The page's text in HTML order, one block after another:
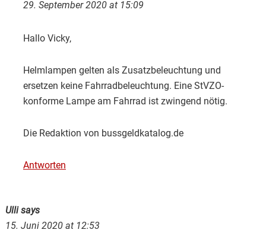
29. September 2020 at 15:09
Hallo Vicky,
Helmlampen gelten als Zusatzbeleuchtung und
ersetzen keine Fahrradbeleuchtung. Eine StVZO-
konforme Lampe am Fahrrad ist zwingend nötig.
Die Redaktion von bussgeldkatalog.de
Antworten
Ullisays
15. Juni 2020 at 12:53